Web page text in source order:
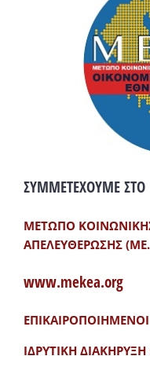
ΣΥΜΜΕΤΕΧΟΥΜΕ ΣΤΟ
ΜΕΤΩΠΟ
ΑΠΕΛΕΥΘΕΡΩΣΗΣ
www.mekea.org
ΙΔΡΥΤΙΚΗ